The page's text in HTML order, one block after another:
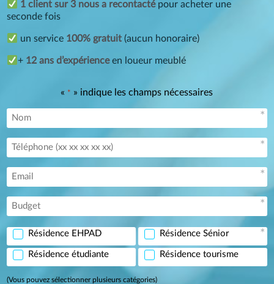
1 client sur 3 nous a recontactépour acheter une
seconde fois
un service 100% gratuit (aucun honoraire)
+ 12 ans d’expérienceen loueur meublé
« * » indique les champs nécessaires
Résidence EHPAD Résidence Sénior
Résidence étudiante Résidence tourisme
(Vous pouvez sélectionner plusieurs catégories)